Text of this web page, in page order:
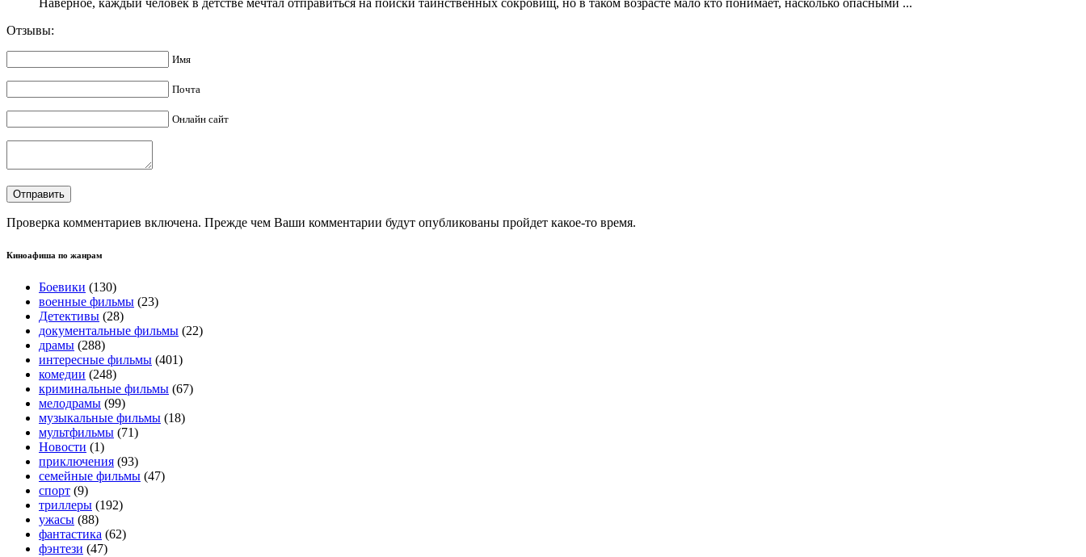
Отзывы:
Имя
Почта
Онлайн сайт
Проверка комментариев включена. Прежде чем Ваши комментарии будут опубликованы пройдет какое-то время.
Киноафиша по жанрам
Боевики (130)
военные фильмы (23)
Детективы (28)
документальные фильмы (22)
драмы (288)
интересные фильмы (401)
комедии (248)
криминальные фильмы (67)
мелодрамы (99)
музыкальные фильмы (18)
мультфильмы (71)
Новости (1)
приключения (93)
семейные фильмы (47)
спорт (9)
триллеры (192)
ужасы (88)
фантастика (62)
фэнтези (47)